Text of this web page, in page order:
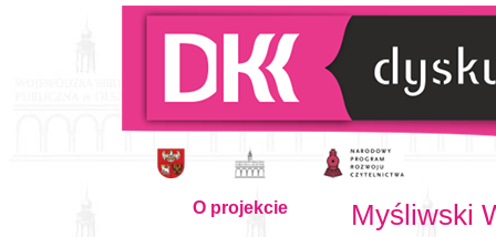
O projekcie Myśliwski